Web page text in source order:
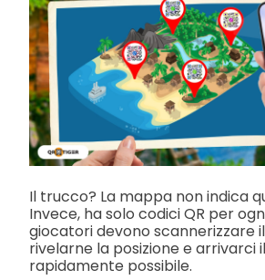
Il trucco? La mappa non indica
Invece, ha solo codici QR per
giocatori devono scannerizzare
rivelarne la posizione e arrivarci
rapidamente possibile.